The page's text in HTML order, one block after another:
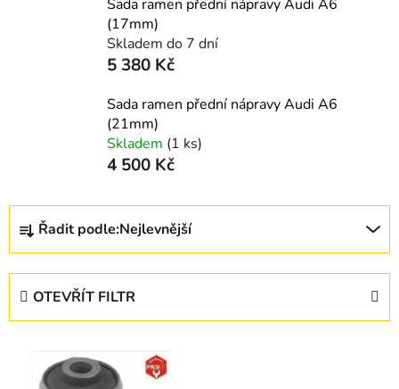
Sada ramen přední nápravy Audi A6
(17mm)
Skladem do 7 dní
5 380 Kč
Sada ramen přední nápravy Audi A6
(21mm)
Skladem (1 ks)
4 500 Kč
Ř
z
Řadit podle:Nejlevnější
OTEVŘÍT FILTR